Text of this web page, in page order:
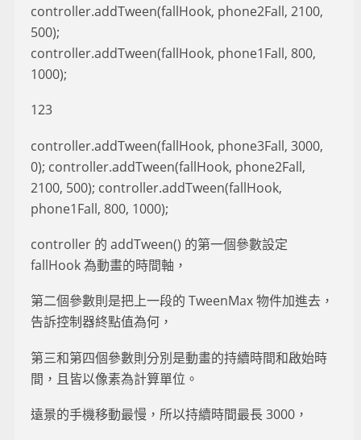
controller.addTween(fallHook, phone2Fall, 2100,
500);
controller.addTween(fallHook, phone1Fall, 800,
1000);
123
controller.addTween(fallHook, phone3Fall, 3000,
0); controller.addTween(fallHook, phone2Fall,
2100, 500); controller.addTween(fallHook,
phone1Fall, 800, 1000);
controller 的 addTween() 的第一個參數設定
fallHook 為動畫的時間軸，
第二個參數則是把上一段的 TweenMax 物件加進去，
告訴控制器終點值為何，
第三和第四個參數則分別是動畫的持續時間和啟始時
間，且皆以像素為計算單位。
遠景的手機移動最慢，所以持續時間最長 3000，